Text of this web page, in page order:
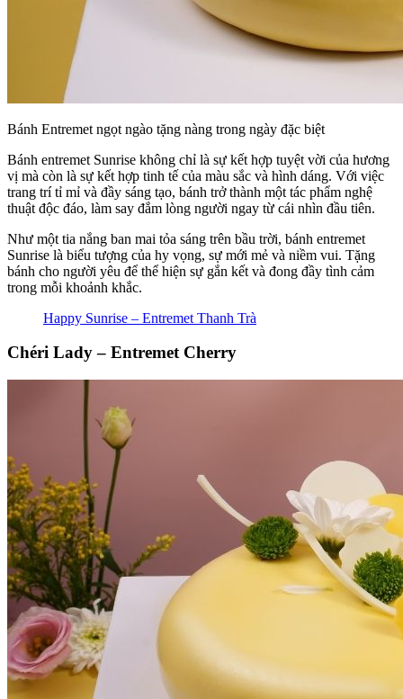
Bánh Entremet ngọt ngào tặng nàng trong ngày đặc biệt
Bánh entremet Sunrise không chỉ là sự kết hợp tuyệt vời của hương
vị mà còn là sự kết hợp tinh tế của màu sắc và hình dáng. Với việc
trang trí tỉ mỉ và đầy sáng tạo, bánh trở thành một tác phẩm nghệ
thuật độc đáo, làm say đắm lòng người ngay từ cái nhìn đầu tiên.
Như một tia nắng ban mai tỏa sáng trên bầu trời, bánh entremet
Sunrise là biểu tượng của hy vọng, sự mới mẻ và niềm vui. Tặng
bánh cho người yêu để thể hiện sự gắn kết và đong đầy tình cảm
trong mỗi khoảnh khắc.
Happy Sunrise – Entremet Thanh Trà
Chéri Lady – Entremet Cherry